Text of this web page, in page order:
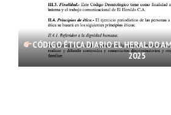
CÓDIGO ÉTICA DIARIO EL HERALDO
2025